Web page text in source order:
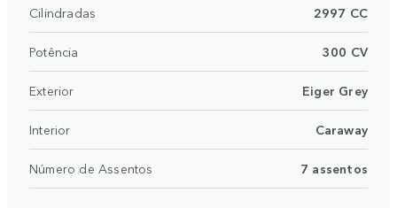
Cilindradas 2997 CC
Potência 300 CV
Exterior Eiger Grey
Interior Caraway
Número de Assentos 7 assentos